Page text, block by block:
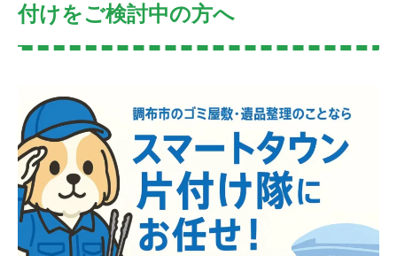
付けをご検討中の方へ